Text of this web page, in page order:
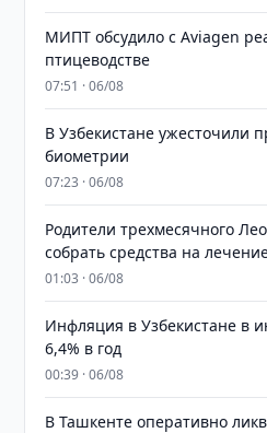
МИПТ обсудило с Aviagen
птицеводстве
07:51 · 06/08
В Узбекистане ужесточили
биометрии
07:23 · 06/08
Родители трехмесячного
собрать средства на
01:03 · 06/08
Инфляция в Узбекистане в
6,4% в год
00:39 · 06/08
В Ташкенте оперативно